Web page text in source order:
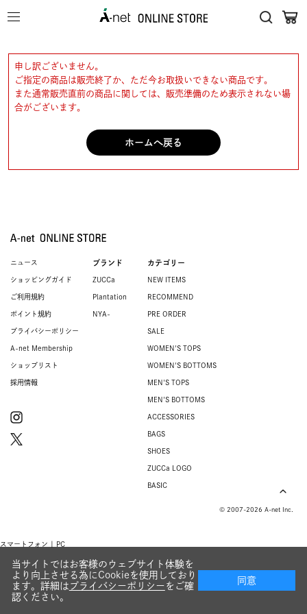
申し訳ございません。
ご指定の商品は販売終了か、ただ今お取扱いできない商品です。
また通常販売直前の商品に関しては、販売準備のため表示されない場
合がございます。
ホームへ戻る
ニュース
ショッピングガイド
ご利用規約
ポイント規約
プライバシーポリシー
A-net Membership
ショップリスト
採用情報
ブランド
ZUCCa
Plantation
NYA-
カテゴリー
NEW ITEMS
RECOMMEND
PRE ORDER
SALE
WOMEN'S TOPS
WOMEN'S BOTTOMS
MEN'S TOPS
MEN'S BOTTOMS
ACCESSORIES
BAGS
SHOES
ZUCCa LOGO
BASIC
© 2007-2026 A-net Inc.
スマートフォン | PC
当サイトではお客様のウェブサイト体験を
より向上させる為にCookieを使用しており
ます。詳細は プライバシーポリシー をご確
認ください。
同意